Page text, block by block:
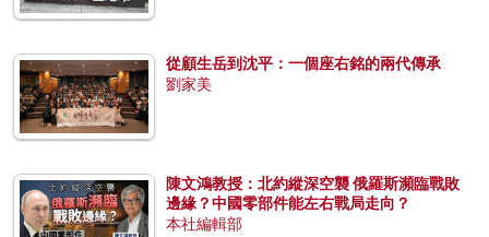
從顧生岳到沈平：一個座右銘的兩代傳承
劉家美
陳文鴻教授：北約縱深空襲 俄羅斯瀕臨戰敗
邊緣？中國零部件能左右戰局走向？
本社編輯部